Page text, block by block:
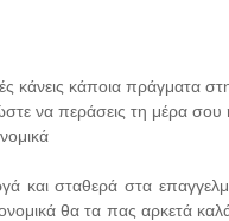
κάνεις κάποια
να περάσεις τη μέρα σου
και σταθερά στα
θα τα πας αρκετά